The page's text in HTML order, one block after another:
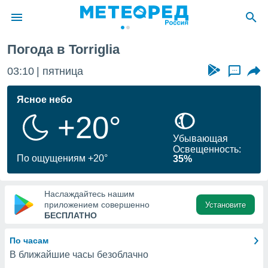
о
Вы можете
к этому
доступ
Погода в Torriglia
03:10 пятница ...
Ясное небо
+20°
По ощущениям +20°
Убывающая
Освещенность:
35%
Наслаждайтесь нашим
приложением совершенно
БЕСПЛАТНО
Установите
По часам
В ближайшие часы безоблачно